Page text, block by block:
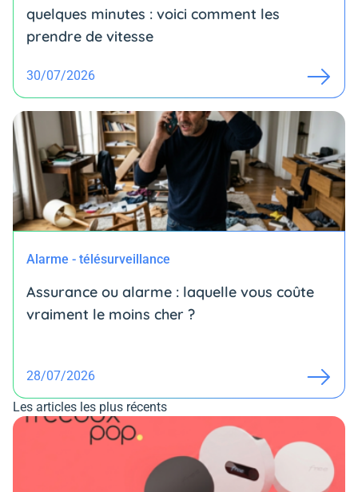
quelques minutes : voici comment les
prendre de vitesse
30/07/2026
Alarme - télésurveillance
Assurance ou alarme : laquelle vous coûte
vraiment le moins cher ?
28/07/2026
Les articles les plus récents